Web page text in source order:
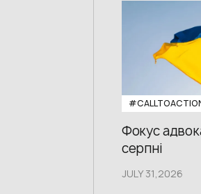
Фокус
серпні
JULY 31,2026